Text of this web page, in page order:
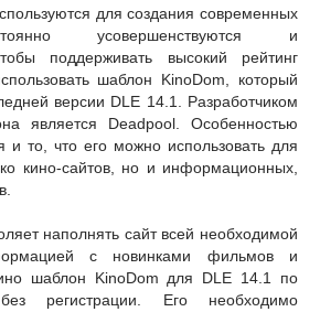
для создания современных
усовершенствуются и
поддерживать высокий рейтинг
шаблон KinoDom, который
версии DLE 14.1. Разработчиком
является Deadpool. Особенностью
и то, что его можно использовать для
кино-сайтов, но и информационных,
наполнять сайт всей необходимой
с новинками фильмов и
шаблон KinoDom для DLE 14.1 по
регистрации. Его необходимо